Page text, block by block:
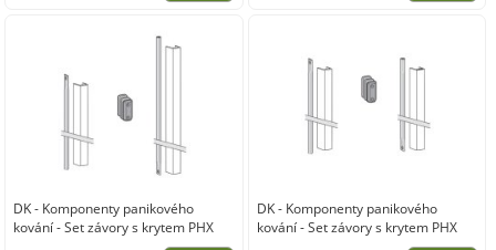
DK - Komponenty panikového
kování - Set závory s krytem PHX
DK - Komponenty panikového
kování - Set závory s krytem PHX